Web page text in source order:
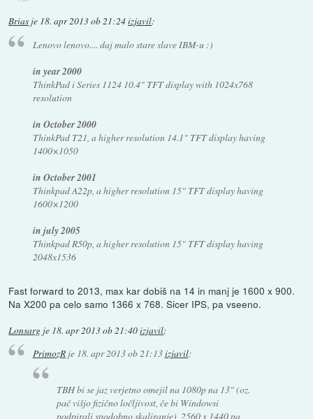
Brias je 18. apr 2013 ob 21:24izjavil:
Lenovo lenovo.... daj malo stare slave IBM-u :)
in year 2000
ThinkPad i Series 1124 10.4" TFT display with 1024x768
resolution
in October 2000
ThinkPad T21, a higher resolution 14.1" TFT display having
1400×1050
in October 2001
Thinkpad A22p, a higher resolution 15" TFT display having
1600×1200
in july 2005
Thinkpad R50p, a higher resolution 15" TFT display having
2048x1536
Fast forward to 2013, max kar dobiš na 14 in manj je 1600 x 900.
Na X200 pa celo samo 1366 x 768. Sicer IPS, pa vseeno.
Lonsarg je 18. apr 2013 ob 21:40izjavil:
PrimozRje 18. apr 2013 ob 21:13izjavil:
TBH bi se jaz verjetno omejil na 1080p na 13" (oz.
pač višjo fizično ločljivost, če bi Windowsi
podpirali spodobno skaliranje), 2560 x 1440 pa